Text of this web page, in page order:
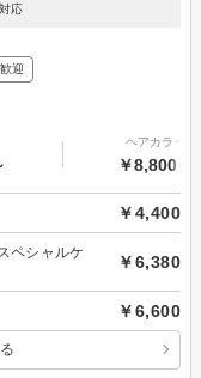
応
迎
ヘアカラー
￥8,800～
￥4,400
ペシャルケ
￥6,380
￥6,600